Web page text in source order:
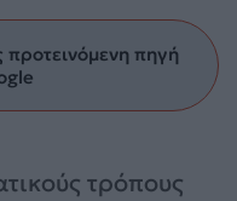
πηγή
τρόπους